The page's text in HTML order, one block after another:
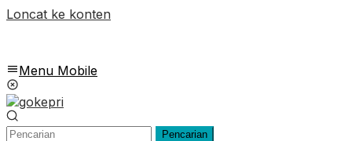
Loncat ke konten
Menu Mobile
Pencarian